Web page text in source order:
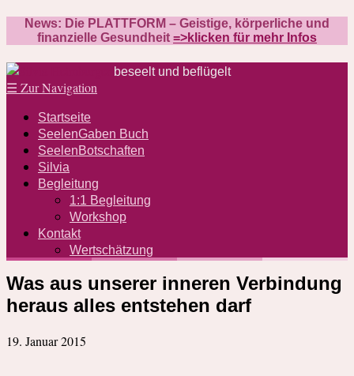
News: Die PLATTFORM – Geistige, körperliche und
finanzielle Gesundheit =>klicken für mehr Infos
beseelt und beflügelt
☰ Zur Navigation
Startseite
SeelenGaben Buch
SeelenBotschaften
Silvia
Begleitung
1:1 Begleitung
Workshop
Kontakt
Wertschätzung
Was aus unserer inneren Verbindung
heraus alles entstehen darf
19. Januar 2015